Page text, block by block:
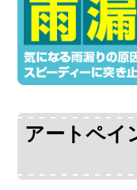
アートペイ